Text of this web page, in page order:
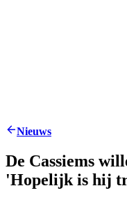
Nieuws
De Cassiems
'Hopelijk is hij